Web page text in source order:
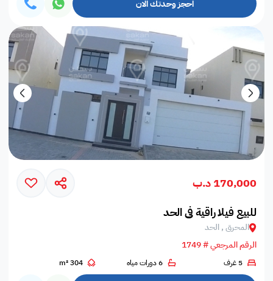
احجز وحدتك الان
170,000 د.ب
للبيع فيلا راقية في الحد
المحرق , الحد
الرقم المرجعي # 1749
5 غرف 6 دورات مياه 304 m²